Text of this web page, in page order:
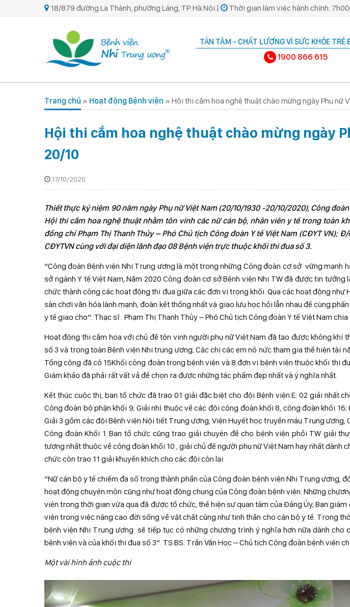
18/879 đường La Thành, phường Láng, TP. Hà Nội | Thời gian làm việc hành chính:
TẬN TÂM - CHẤT LƯỢNG VÌ SỨC KHỎE TRẺ
1900 866 615
Trang chủ » Hoạt động Bệnh viện » Hội thi cắm hoa nghệ thuật chào mừng ngày Phụ nữ
Hội thi cắm hoa nghệ thuật chào mừng ngày
20/10
17/10/2020
Thiết thực kỷ niệm 90 năm ngày Phụ nữ Việt Nam (20/10/1930 -20/10/2020), Công
Hội thi cắm hoa nghệ thuật nhằm tôn vinh các nữ cán bộ, nhân viên y tế trong toàn
đồng chí Phạm Thị Thanh Thủy – Phó Chủ tịch Công đoàn Y tế Việt Nam (CĐYT VN);
CĐYTVN cùng với đại diện lãnh đạo 08 Bệnh viện trực thuộc khối thi đua số 3.
“Công đoàn Bệnh viện Nhi Trung ương là một trong những Công đoàn cơ sở vững mạnh
sở ngành Y tế Việt Nam, Năm 2020 Công đoàn cơ sở Bệnh viện Nhi TW đã được tin
chức thành công các hoạt động thi đua giữa các đơn vị trong khối. Qua các hoạt động như
sân chơi văn hóa lành mạnh, đoàn kết thống nhất và giao lưu học hỏi lẫn nhau để cùng
y tế giao cho”. Thạc sĩ . Phạm Thị Thanh Thủy – Phó Chủ tịch Công đoàn Y tế Việt Nam chia
Hoạt động thi cắm hoa với chủ đề tôn vinh người phụ nữ Việt Nam đã tạo được không khí
số 3 và trong toàn Bệnh viện Nhi trung ương; Các chị các em nô nức tham gia thể hiện tài
Tổng cộng đã có 15Khối công đoàn trong bệnh viện và 8 đơn vị bệnh viện thuộc khối thi
Giám khảo đã phải rất vất vả để chọn ra được những tác phẩm đẹp nhất và ý nghĩa nhất.
Kết thúc cuộc thi, ban tổ chức đã trao 01 giải đặc biệt cho đội Bệnh viện E; 02 giải nhất
Công đoàn bộ phận khối 9; Giải nhì thuộc về các đội công đoàn khối 8, công đoàn khối
Giải 3 gồm các đội Bệnh viện Nội tiết Trung ương, Viện Huyết học truyền máu Trung ương,
Công đoàn Khối 1. Ban tổ chức cũng trao giải chuyên đề cho bệnh viện phổi TW giải
tượng nhất thuộc về công đoàn khối 10 , giải chủ đề người phụ nữ Việt Nam hay nhất dành
chức còn trao 11 giải khuyến khích cho các đội còn lại.
“Nữ cán bộ y tế chiếm đa số trong thành phần của Công đoàn bệnh viện Nhi Trung ương,
hoạt động chuyên môn cũng như hoạt động chung của Công đoàn bệnh viện. Những
viên trong thời gian vừa qua đã được tổ chức, thể hiện sự quan tâm của Đảng Ủy, Ban giám
viện trong việc nâng cao đời sống về vật chất cũng như tinh thần cho cán bộ y tế. Trong
bệnh viện Nhi Trung ương sẽ tiếp tục có những chương trình ý nghĩa hơn nữa dành cho
bệnh viện và của khối thi đua số 3”. TS.BS. Trần Văn Học – Chủ tịch Công đoàn bệnh viện
Một vài hình ảnh cuộc thi